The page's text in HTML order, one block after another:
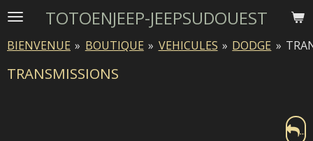
Passer
contenu
TOTOENJEEP-JEEPSUDOUEST
BIENVENUE » BOUTIQUE » VEHICULES » DODGE »
TRANSMISSIONS
...